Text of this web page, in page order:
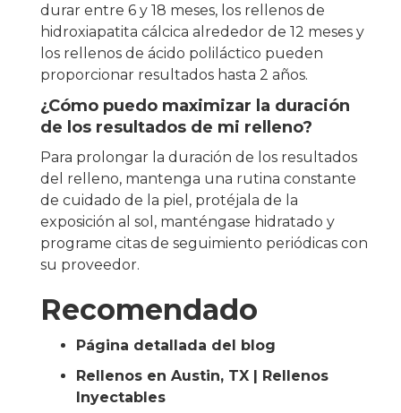
durar entre 6 y 18 meses, los rellenos de
hidroxiapatita cálcica alrededor de 12 meses y
los rellenos de ácido poliláctico pueden
proporcionar resultados hasta 2 años.
¿Cómo puedo maximizar la duración
de los resultados de mi relleno?
Para prolongar la duración de los resultados
del relleno, mantenga una rutina constante
de cuidado de la piel, protéjala de la
exposición al sol, manténgase hidratado y
programe citas de seguimiento periódicas con
su proveedor.
Recomendado
Página detallada del blog
Rellenos en Austin, TX | Rellenos
Inyectables